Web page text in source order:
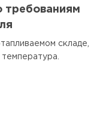
требованиям
складе,